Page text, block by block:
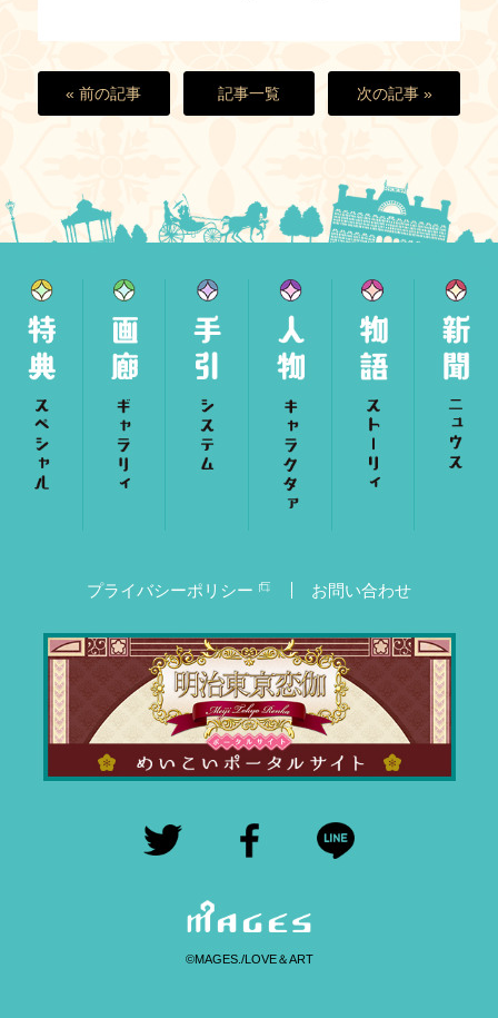
« 前の記事 記事一覧 次の記事 »
プライバシーポリシー お問い合わせ
©MAGES./LOVE＆ART